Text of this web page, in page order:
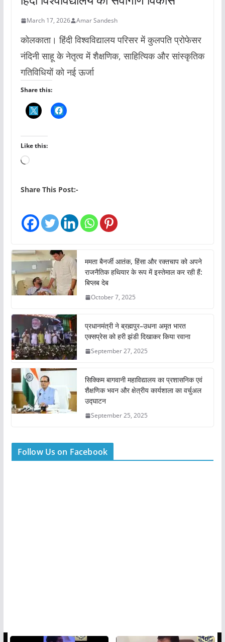
March 17, 2026 Amar Sandesh
कोलकाता। हिंदी विश्वविद्यालय परिसर में कुलपति प्रोफेसर
नंदिनी साहू के नेतृत्व में शैक्षणिक, साहित्यिक और सांस्कृतिक
गतिविधियों को नई ऊर्जा
Share this:
Like this:
L
a
n
…
Share This Post:-
ममता बैनर्जी आतंक, हिंसा और रक्तचाप को अपने
राजनैतिक हथियार के रूप में इस्तेमाल कर रही हैं:
बिप्लब देब
October 7, 2025
प्रधानमंत्री ने ब्रह्मपुर–उधना अमृत भारत
एक्सप्रेस को हरी झंडी दिखाकर किया रवाना
September 27, 2025
सिक्किम बागवानी महाविद्यालय का प्रशासनिक एवं
शैक्षणिक भवन और क्षेत्रीय कार्यशाला का वर्चुअल
उद्घाटन
September 25, 2025
Follow Us on Facebook